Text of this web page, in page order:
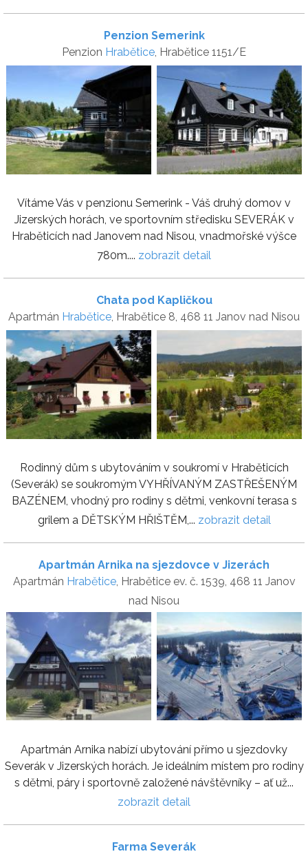
Penzion Semerink
Penzion Hrabětice, Hrabětice 1151/E
Vítáme Vás v penzionu Semerink - Váš druhý domov v
Jizerských horách, ve sportovním středisku SEVERÁK v
Hraběticích nad Janovem nad Nisou, vnadmořské výšce
780m.... zobrazit detail
Chata pod Kapličkou
Apartmán Hrabětice, Hrabětice 8, 468 11 Janov nad Nisou
Rodinný dům s ubytováním v soukromí v Hraběticích
(Severák) se soukromým VYHŘÍVANÝM ZASTŘEŠENÝM
BAZÉNEM, vhodný pro rodiny s dětmi, venkovní terasa s
grilem a DĚTSKÝM HŘIŠTĚM,... zobrazit detail
Apartmán Arnika na sjezdovce v Jizerách
Apartmán Hrabětice, Hrabětice ev. č. 1539, 468 11 Janov
nad Nisou
Apartmán Arnika nabízí ubytování přímo u sjezdovky
Severák v Jizerských horách. Je ideálním místem pro rodiny
s dětmi, páry i sportovně založené návštěvníky – ať už...
zobrazit detail
Farma Severák